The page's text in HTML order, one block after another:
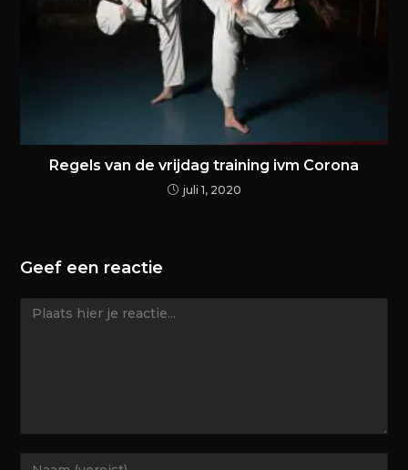
Regels van de vrijdag training ivm Corona
juli 1, 2020
Geef een reactie